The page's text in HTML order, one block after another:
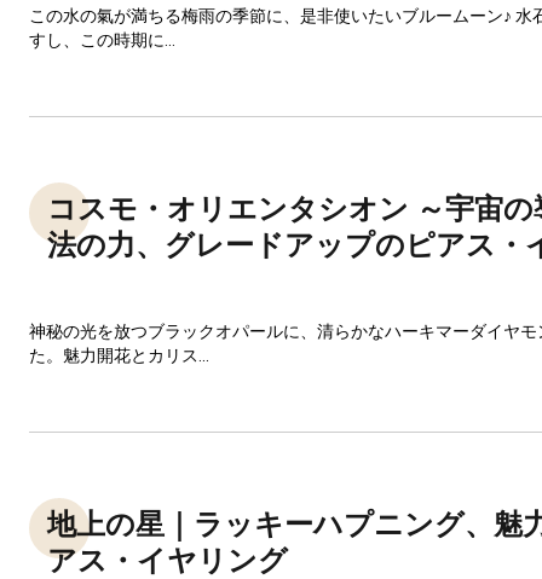
この水の氣が満ちる梅雨の季節に、是非使いたいブルームーン♪ 水
すし、この時期に...
コスモ・オリエンタシオン ～宇宙の
法の力、グレードアップのピアス・
神秘の光を放つブラックオパールに、清らかなハーキマーダイヤ
た。魅力開花とカリス...
地上の星｜ラッキーハプニング、魅
アス・イヤリング